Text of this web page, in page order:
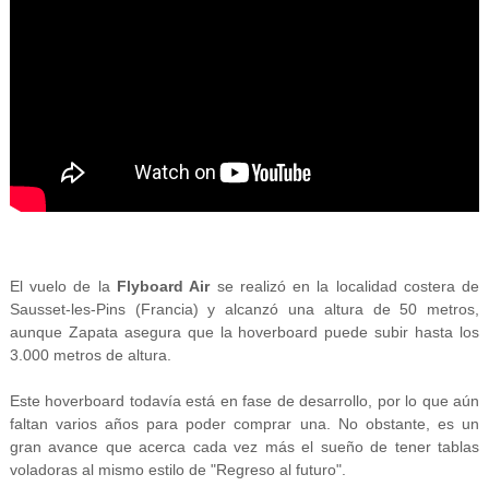
El vuelo de la Flyboard Air se realizó en la localidad costera de
Sausset-les-Pins (Francia) y alcanzó una altura de 50 metros,
aunque Zapata asegura que la hoverboard puede subir hasta los
3.000 metros de altura.
Este hoverboard todavía está en fase de desarrollo, por lo que aún
faltan varios años para poder comprar una. No obstante, es un
gran avance que acerca cada vez más el sueño de tener tablas
voladoras al mismo estilo de "Regreso al futuro".